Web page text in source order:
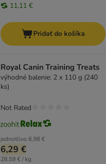
11,11 €
Pridať do košíka
Royal Canin Training Treats
výhodné balenie: 2 x 110 g (240
ks)
jednotlivo 6,98 €
6,29 €
28,59 € / kg
Not Rated